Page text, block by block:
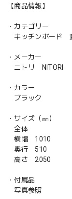
【商品情報】
・カテゴリー
キッチンボード
・メーカー
ニトリ NITORI
・カラー
ブラック
・サイズ（㎜）
全体
横幅 1010
奥行 510
高さ 2050
・付属品
写真参照